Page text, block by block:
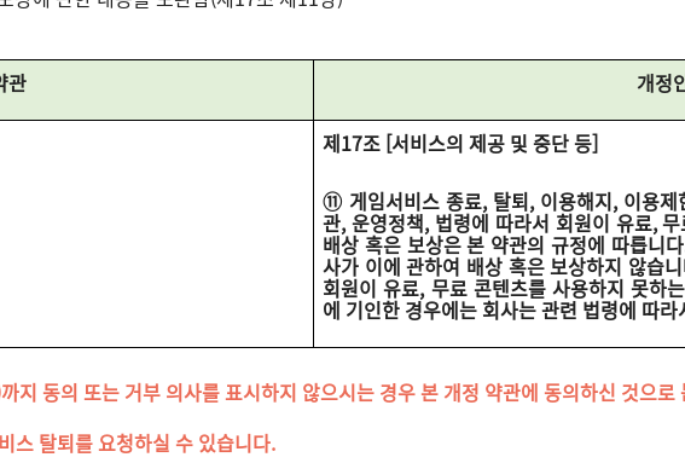
관 개정
제17조 [서비스의 제공 및 중단 등]
⑪ 게임서비스 종료, 탈퇴, 이용해지, 이용
관, 운영정책, 법령에 따라서 회원이 유료,
배상 혹은 보상은 본 약관의 규정에 따릅니
사가 이에 관하여 배상 혹은 보상하지 않습
회원이 유료, 무료 콘텐츠를 사용하지 못하
에 기인한 경우에는 회사는 관련 법령에 따
동의 또는 거부 의사를 표시하지 않으시는 경우 본 개정 약관에 동의하신 것으로
스 탈퇴를 요청하실 수 있습니다.